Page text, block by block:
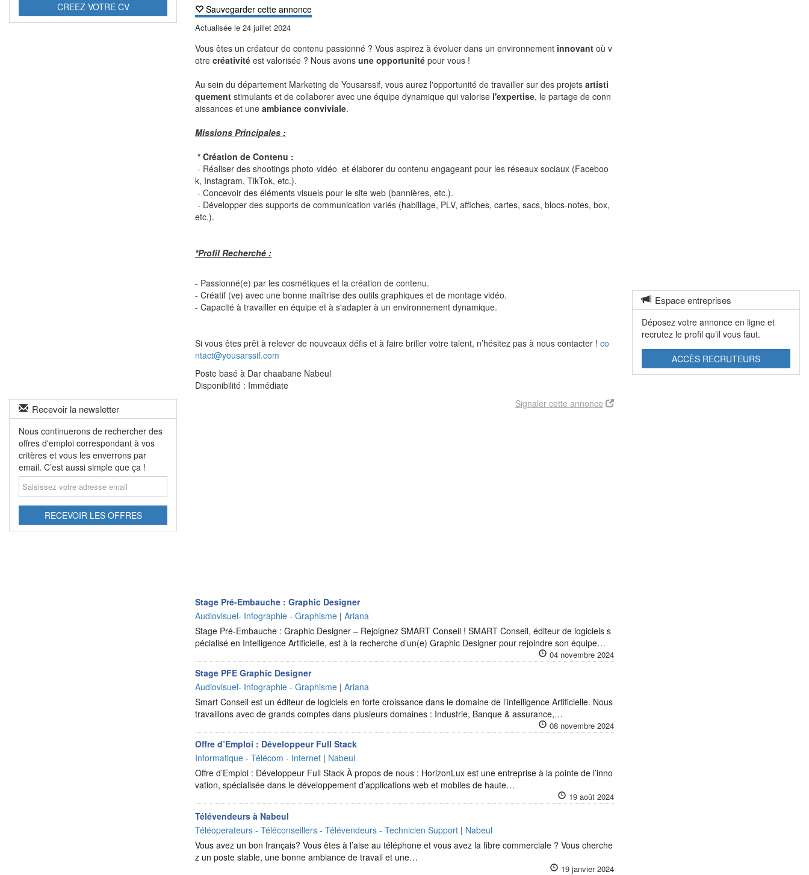
CREEZ VOTRE CV
Recevoir la newsletter
Nous continuerons de rechercher des
offres d'emploi correspondant à vos
critères et vous les enverrons par
email. C’est aussi simple que ça !
Saisissez
votre
adresse
RECEVOIR LES OFFRES
Sauvegarder cette annonce
Actualisée le24 juillet 2024
Vous êtes un créateur de contenu passionné ? Vous aspirez à évoluer dans un environnement innovant où v
otrecréativité est valorisée ? Nous avonsune opportunité pour vous !
Au sein du département Marketing de Yousarssif, vous aurez l'opportunité de travailler sur des projetsartisti
quement stimulants et de collaborer avec une équipe dynamique qui valorise l'expertise, le partage de conn
aissances et uneambiance conviviale.
Missions Principales :
* Création de Contenu :
- Réaliser des shootings photo-vidéo et élaborer du contenu engageant pour les réseaux sociaux (Faceboo
k, Instagram, TikTok, etc.).
- Concevoir des éléments visuels pour le site web (bannières, etc.).
- Développer des supports de communication variés (habillage, PLV, affiches, cartes, sacs, blocs-notes, box,
etc.).
*Profil Recherché :
- Passionné(e) par les cosmétiques et la création de contenu.
- Créatif (ve) avec une bonne maîtrise des outils graphiques et de montage vidéo.
- Capacité à travailler en équipe et à s'adapter à un environnement dynamique.
Si vous êtes prêt à relever de nouveaux défis et à faire briller votre talent, n’hésitez pas à nous contacter !co
ntact@yousarssif.com
Poste basé à Dar chaabane Nabeul
Disponibilité : Immédiate
Signaler cette annonce
Stage Pré-Embauche : Graphic Designer
Audiovisuel- Infographie - Graphisme |Ariana
Stage Pré-Embauche : Graphic Designer – Rejoignez SMART Conseil ! SMART Conseil, éditeur de logiciels s
pécialisé en Intelligence Artificielle, est à la recherche d’un(e) Graphic Designer pour rejoindre son équipe…
04 novembre 2024
Stage PFE Graphic Designer
Audiovisuel- Infographie - Graphisme |Ariana
Smart Conseil est un éditeur de logiciels en forte croissance dans le domaine de l’intelligence Artificielle. Nous
travaillons avec de grands comptes dans plusieurs domaines : Industrie, Banque & assurance,…
08 novembre 2024
Offre d’Emploi : Développeur Full Stack
Informatique - Télécom - Internet | Nabeul
Offre d’Emploi : Développeur Full Stack À propos de nous : HorizonLux est une entreprise à la pointe de l’inno
vation, spécialisée dans le développement d’applications web et mobiles de haute…
19 août 2024
Télévendeurs à Nabeul
Téléoperateurs - Téléconseillers - Télévendeurs - Technicien Support | Nabeul
Vous avez un bon français? Vous êtes à l’aise au téléphone et vous avez la fibre commerciale ? Vous cherche
z un poste stable, une bonne ambiance de travail et une…
19 janvier 2024
Espace entreprises
Déposez votre annonce en ligne et
recrutez le profil qu’il vous faut.
ACCÈS RECRUTEURS